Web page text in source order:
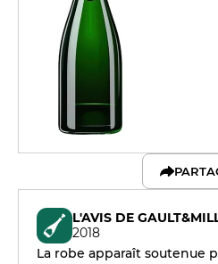
L'AVIS DE
2018
La robe apparaît soutenue